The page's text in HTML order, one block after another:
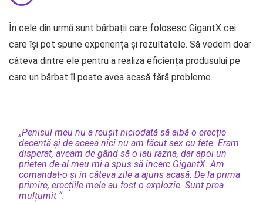
În cele din urmă sunt bărbații care folosesc GigantX cei
care își pot spune experiența și rezultatele. Să vedem doar
câteva dintre ele pentru a realiza eficiența produsului pe
care un bărbat îl poate avea acasă fără probleme.
„Penisul meu nu a reușit niciodată să aibă o erecție
decentă și de aceea nici nu am făcut sex cu fete. Eram
disperat, aveam de gând să o iau razna, dar apoi un
prieten de-al meu mi-a spus să încerc GigantX. Am
comandat-o și în câteva zile a ajuns acasă. De la prima
primire, erecțiile mele au fost o explozie. Sunt prea
mulțumit “.